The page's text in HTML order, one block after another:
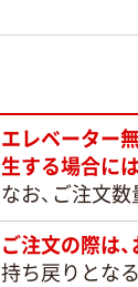
エレベーター
生する場合に
なお、ご注文
ご注文の際は
持ち戻りとな